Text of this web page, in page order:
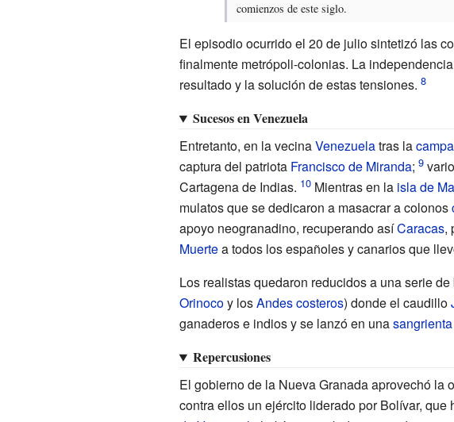
comienzos de este siglo.
El episodio ocurrido el 20 de julio sintetizó las
finalmente metrópoli-colonias. La
resultado y la solución de estas tensiones.
Sucesos en Venezuela
Entretanto, en la vecinaVenezuelatras la
captura del patriota Francisco de Miranda;
Cartagena de Indias.
Mientras en la isla de
mulatos que se dedicaron a masacrar a colonos
apoyo neogranadino, recuperando asíCaracas,
Muertea todos los españoles y canarios que
Los realistas quedaron reducidos a una serie
Orinocoy losAndes costeros) donde el caudillo
ganaderos e indios y se lanzó en una
Repercusiones
El gobierno de la Nueva Granada aprovechó
contra ellos un ejército liderado por Bolívar,